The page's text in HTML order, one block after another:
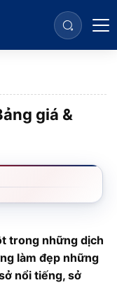
giá &
trong những dịch
làm đẹp những
nổi tiếng, sở